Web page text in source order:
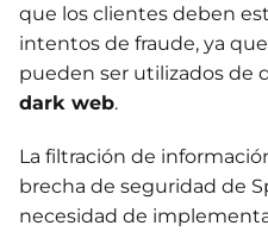
que los clientes deben
intentos de fraude, ya
pueden ser utilizados de
dark web.
La filtración de
brecha de seguridad de
necesidad de